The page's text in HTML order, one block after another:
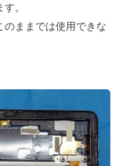
。
ままでは使用できな